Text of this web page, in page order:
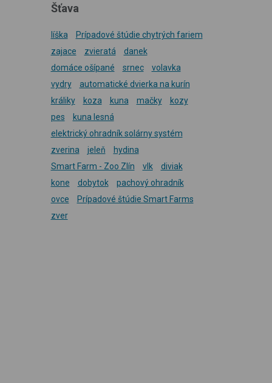
Šťava
líška
Prípadové štúdie chytrých fariem
zajace
zvieratá
danek
domáce ošípané
srnec
volavka
vydry
automatické dvierka na kurín
králiky
koza kuna mačky
kozy
pes
kuna lesná
elektrický ohradník solárny systém
zverina
jeleň
hydina
Smart Farm - Zoo Zlín
vlk
diviak
kone
dobytok
pachový ohradník
ovce
Prípadové štúdie Smart Farms
zver